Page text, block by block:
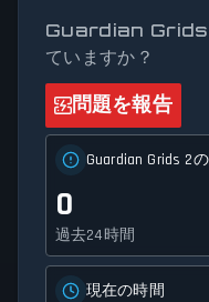
Guardian Grids 2
ていますか？
問題を報告
Guardian Grids 2
0
過去24時間
現在の時間